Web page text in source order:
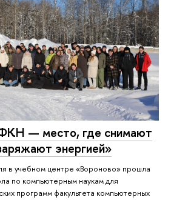
— место, где снимают
энергией»
в учебном центре «Вороново» прошла
по компьютерным наукам для
программ факультета компьютерных